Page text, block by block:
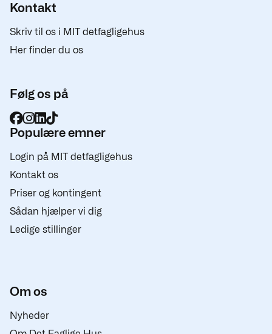
Kontakt
Skriv til os i MIT detfagligehus
Her finder du os
Følg os på
Populære emner
Login på MIT detfagligehus
Kontakt os
Priser og kontingent
Sådan hjælper vi dig
Ledige stillinger
Om os
Nyheder